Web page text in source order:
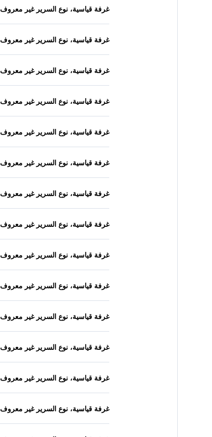
غرفة قياسية، نوع السرير غير معروف
غرفة قياسية، نوع السرير غير معروف
غرفة قياسية، نوع السرير غير معروف
غرفة قياسية، نوع السرير غير معروف
غرفة قياسية، نوع السرير غير معروف
غرفة قياسية، نوع السرير غير معروف
غرفة قياسية، نوع السرير غير معروف
غرفة قياسية، نوع السرير غير معروف
غرفة قياسية، نوع السرير غير معروف
غرفة قياسية، نوع السرير غير معروف
غرفة قياسية، نوع السرير غير معروف
غرفة قياسية، نوع السرير غير معروف
غرفة قياسية، نوع السرير غير معروف
غرفة قياسية، نوع السرير غير معروف